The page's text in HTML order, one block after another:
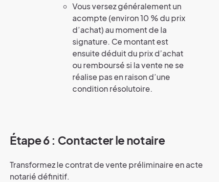
Vous versez généralement un
acompte (environ 10 % du prix
d’achat) au moment de la
signature. Ce montant est
ensuite déduit du prix d’achat
ou remboursé si la vente ne se
réalise pas en raison d’une
condition résolutoire.
Étape 6 : Contacter le notaire
Transformez le contrat de vente préliminaire en acte
notarié définitif.